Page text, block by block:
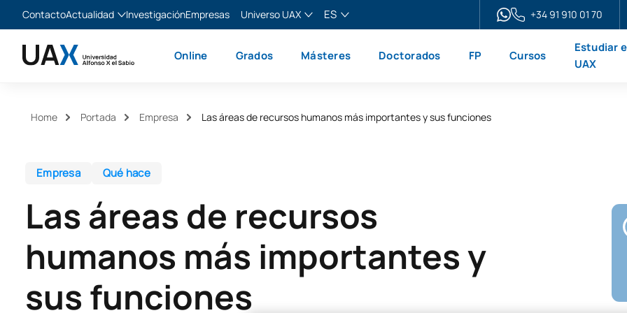
ContactoActualidad
Noticias
InvestigaciónEmpresas
Universo UAX
XTART
ES
English
+34 91 910 01 70
Online Grados Másteres Doctorados FP Cursos
Estudiar
UAX
Home Portada Empresa Las áreas de recursos humanos más importantes y sus funciones
Empresa Qué hace
Las áreas de recursos
humanos más importantes y
sus funciones